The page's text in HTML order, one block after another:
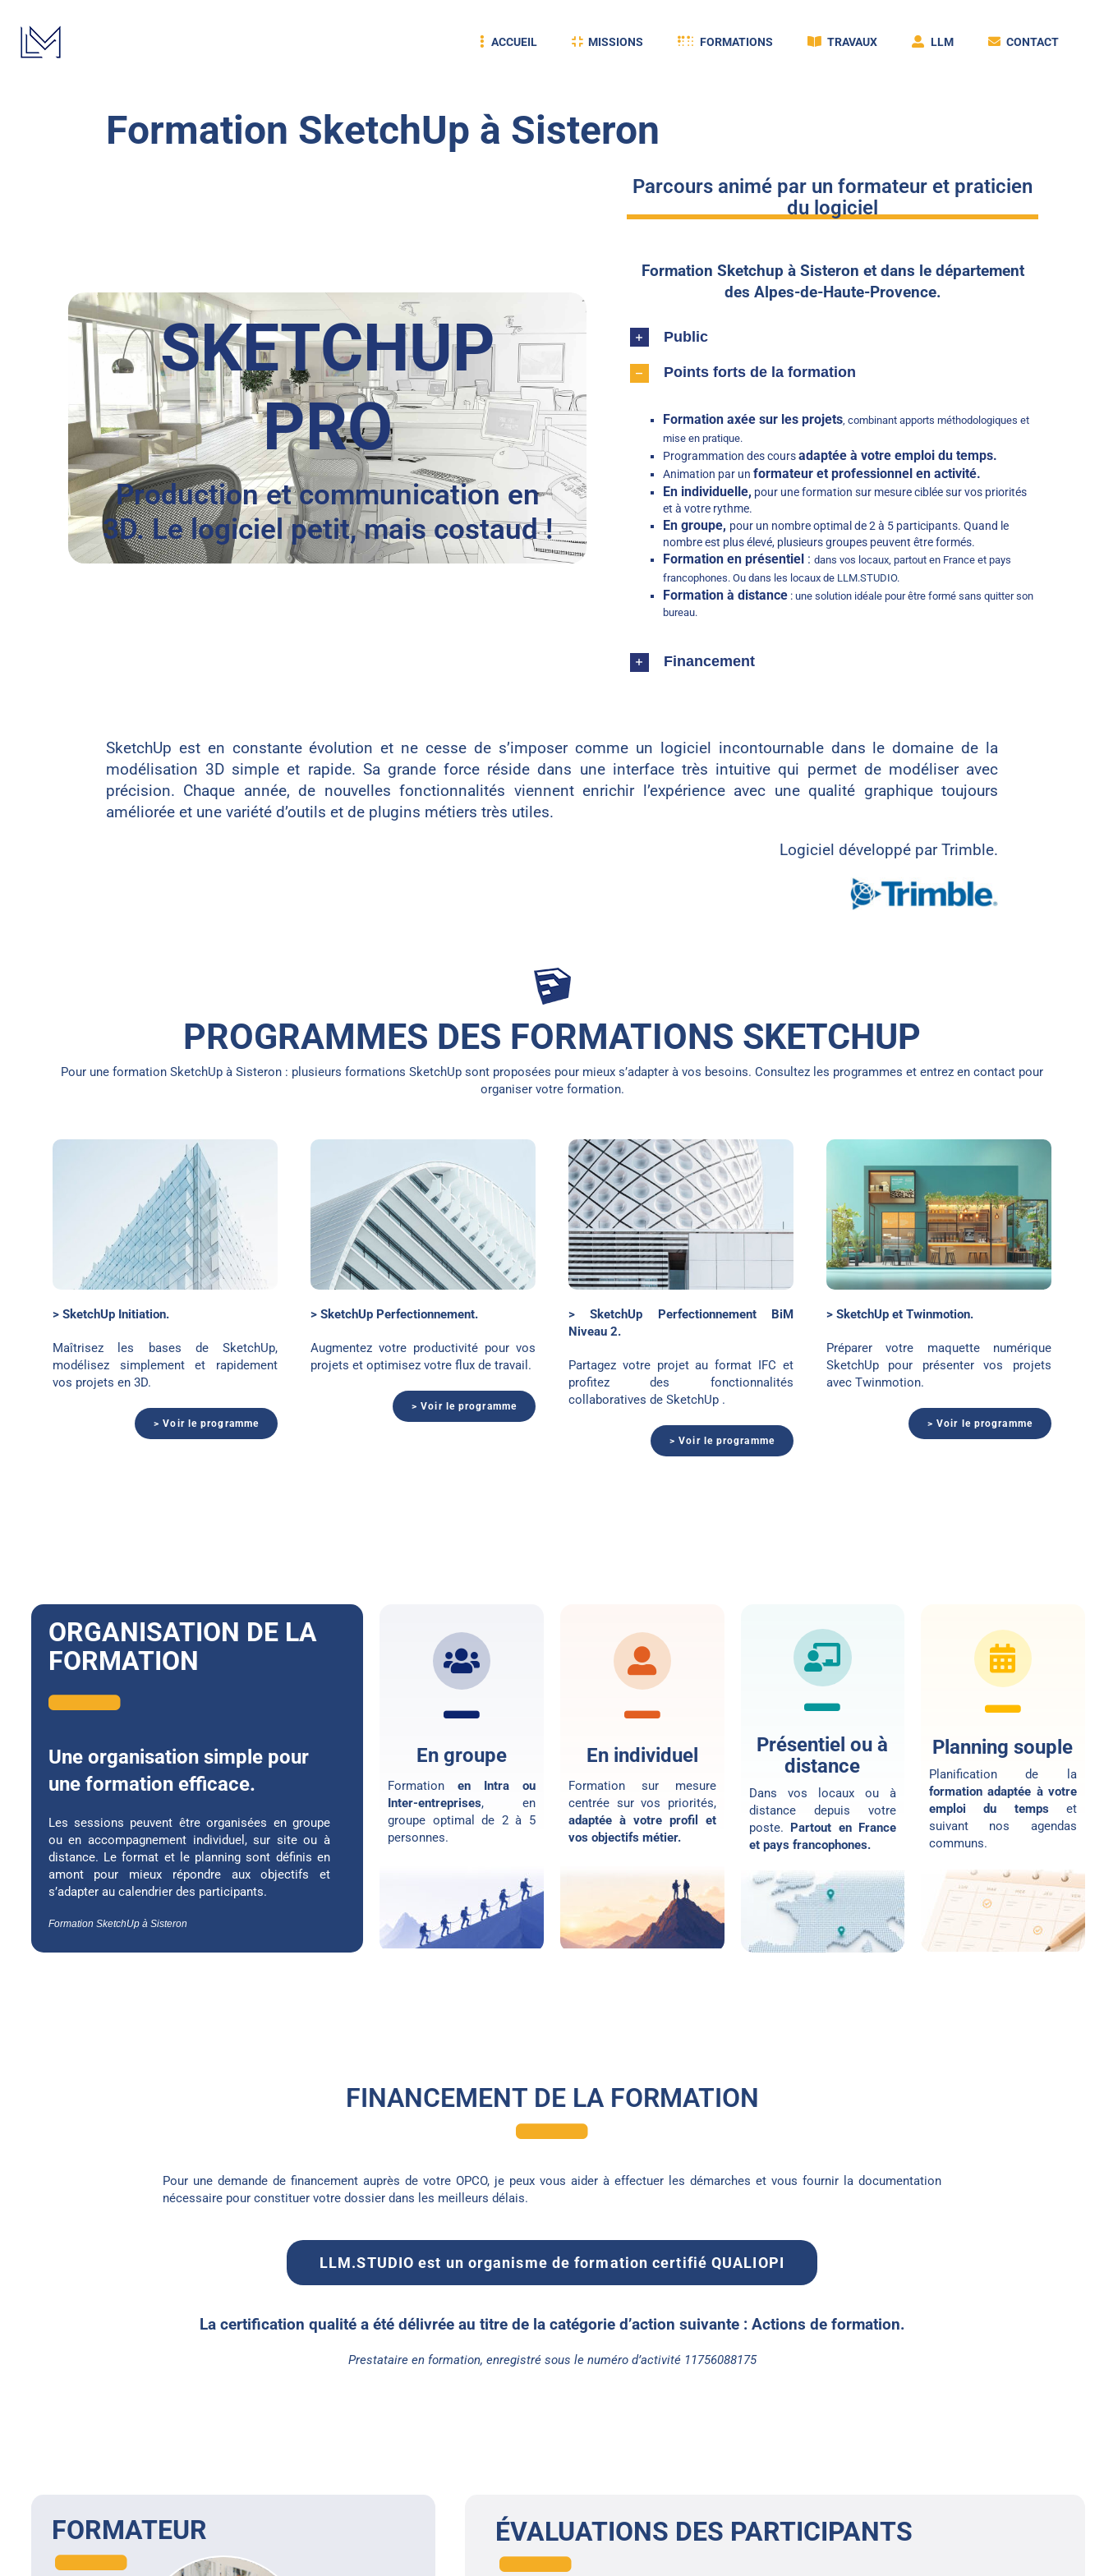
contenu
ACCUEIL MISSIONS FORMATIONS TRAVAUX LLM CONTACT
Formation SketchUp à Sisteron
SKETCHUP
PRO
Production et communication en
3D. Le logiciel petit, mais costaud !
Parcours animé par un formateur et praticien
du logiciel
Formation Sketchup à Sisteron et dans le département
des Alpes-de-Haute-Provence.
Public
Points forts de la formation
Formation axée sur les projets, combinant apports méthodologiques et
mise en pratique.
Programmation des coursadaptée à votre emploi du temps.
Animation par un formateur et professionnel en activité.
En individuelle, pour une formation sur mesure ciblée sur vos priorités
et à votre rythme.
En groupe, pour un nombre optimal de 2 à 5 participants. Quand le
nombre est plus élevé, plusieurs groupes peuvent être formés.
Formation en présentiel: dans vos locaux, partout en France et pays
francophones. Ou dans les locaux de LLM.STUDIO.
Formation à distance: une solution idéale pour être formé sans quitter son
bureau.
Financement
SketchUp est en constante évolution et ne cesse de s’imposer comme un logiciel incontournable dans le domaine de la
modélisation 3D simple et rapide. Sa grande force réside dans une interface très intuitive qui permet de modéliser avec
précision. Chaque année, de nouvelles fonctionnalités viennent enrichir l’expérience avec une qualité graphique toujours
améliorée et une variété d’outils et de plugins métiers très utiles.
Logiciel développé par Trimble.
PROGRAMMES DES FORMATIONS SKETCHUP
Pour une formation SketchUp à Sisteron : plusieurs formations SketchUp sont proposées pour mieux s’adapter à vos besoins. Consultez les programmes et entrez en contact pour
organiser votre formation.
> SketchUp Initiation.
Maîtrisez les bases de SketchUp,
modélisez simplement et rapidement
vos projets en 3D.
> Voir le programme
SketchUp perfectionnement
> SketchUp Perfectionnement.
Augmentez votre productivité pour vos
projets et optimisez votre flux de travail.
> Voir le programme
SketchUp BiM Niveau 2
> SketchUp Perfectionnement BiM
Niveau 2.
Partagez votre projet au format IFC et
profitez des fonctionnalités
collaboratives de SketchUp .
> Voir le programme
SketchUp et Twinmotion
> SketchUp et Twinmotion.
Préparer votre maquette numérique
SketchUp pour présenter vos projets
avec Twinmotion.
> Voir le programme
ORGANISATION DE LA
FORMATION
Une organisation simple pour
une formation efficace.
Les sessions peuvent être organisées en groupe
ou en accompagnement individuel, sur site ou à
distance. Le format et le planning sont définis en
amont pour mieux répondre aux objectifs et
s’adapter au calendrier des participants.
Formation SketchUp à Sisteron
En groupe
Formationen Intra ou
Inter-entreprises, en
groupe optimal de 2 à 5
personnes.
En individuel
Formation sur mesure
centrée sur vos priorités,
adaptée à votre profil et
vos objectifs métier.
Présentiel ou à
distance
Dans vos locaux ouà
distancedepuis votre
poste. Partout en France
et pays francophones.
Planning souple
Planification de la
formation adaptée à votre
emploi du temps et
suivant nos agendas
communs.
FINANCEMENT DE LA FORMATION
Pour une demande de financement auprès de votre OPCO, je peux vous aider à effectuer les démarches et vous fournir la documentation
nécessaire pour constituer votre dossier dans les meilleurs délais.
LLM.STUDIO est un organisme de formation certifié QUALIOPI
La certification qualité a été délivrée au titre de la catégorie d’action suivante : Actions de formation.
Prestataire en formation, enregistré sous le numéro d’activité 11756088175
FORMATEUR ÉVALUATIONS DES PARTICIPANTS